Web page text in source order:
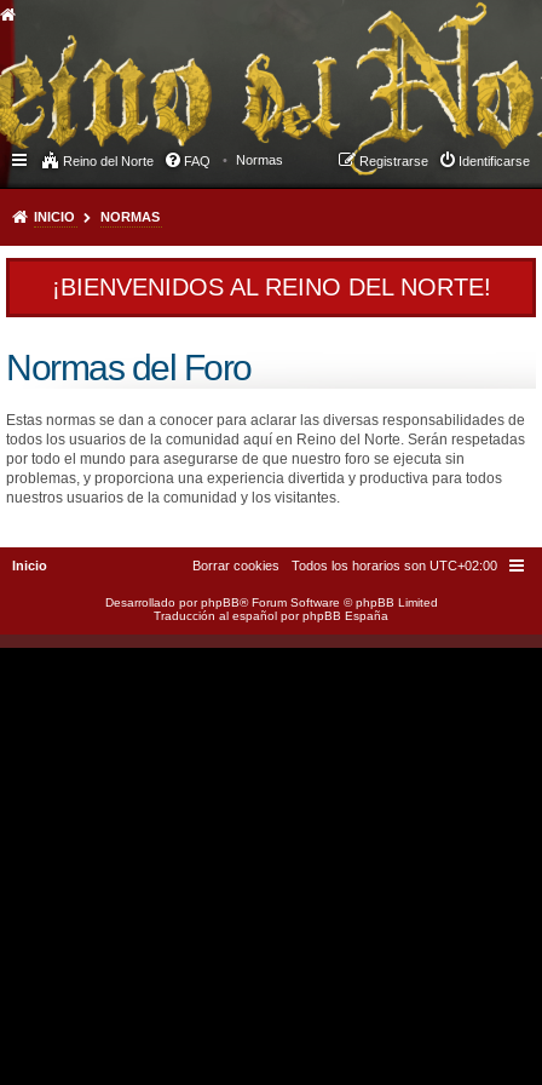
Reino del Norte FAQ Normas Identificarse
Registrarse
INICIO NORMAS
¡BIENVENIDOS AL REINO DEL NORTE!
Normas del Foro
Estas normas se dan a conocer para aclarar las diversas responsabilidades de
todos los usuarios de la comunidad aquí en Reino del Norte. Serán respetadas
por todo el mundo para asegurarse de que nuestro foro se ejecuta sin
problemas, y proporciona una experiencia divertida y productiva para todos
nuestros usuarios de la comunidad y los visitantes.
Inicio Todos los horarios son UTC+02:00
Borrar cookies
Desarrollado porphpBB® Forum Software © phpBB Limited
Traducción al español porphpBB España